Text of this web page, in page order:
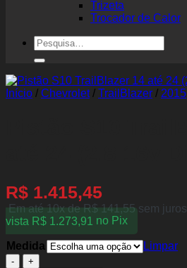
Trizeta
Trocador de Calor
Pesquisar
por:
Início / Chevrolet / TrailBlazer / 2015
R$ 1.415,45
Em até 10x deR$141,55sem juros
vista R$ 1.273,91 no Pix
Medida
Limpar
Pistão